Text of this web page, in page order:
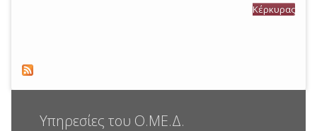
Κέρκυρας
Υπηρεσίες του Ο.ΜΕ.Δ.